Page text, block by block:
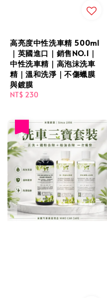
高亮度中性洗車精 500ml
｜英國進口｜銷售NO.1｜
中性洗車精｜高泡沫洗車
精｜溫和洗淨｜不傷蠟膜
與鍍膜
Regular
NT$ 230